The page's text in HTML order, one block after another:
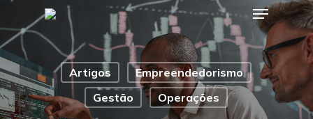
Hit enter to search or ESC to close
Artigos
Empreendedorismo
Gestão
Operações